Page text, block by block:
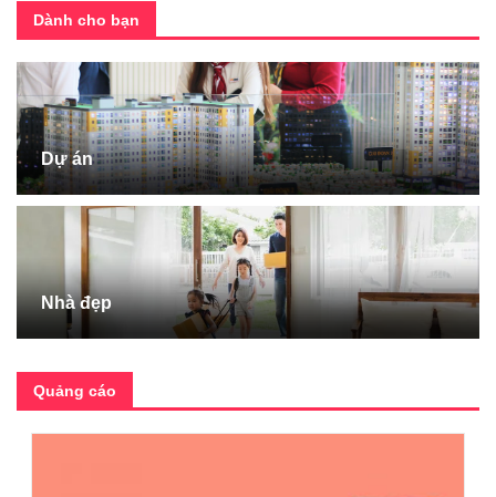
Dành cho bạn
Dự án
Nhà đẹp
Quảng cáo